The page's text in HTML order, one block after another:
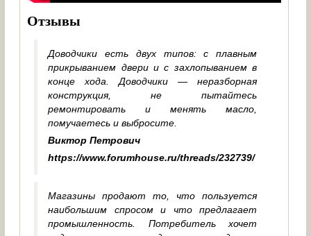
Отзывы
Доводчики есть двух типов: с плавным
прикрыванием двери и с захлопыванием в
конце хода. Доводчики — неразборная
конструкция, не пытайтесь
ремонтировать и менять масло,
помучаетесь и выбросите.
Виктор Петрович
https://www.forumhouse.ru/threads/232739/
Магазины продают то, что пользуется
наибольшим спросом и что предлагает
промышленность. Потребитель хочет